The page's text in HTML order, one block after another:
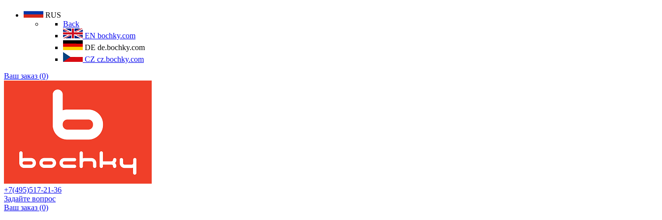
RUS
Back
EN bochky.com
DE de.bochky.com
CZ cz.bochky.com
Ваш заказ (0)
+7(495)517-21-36
Задайте вопрос
Ваш заказ (0)